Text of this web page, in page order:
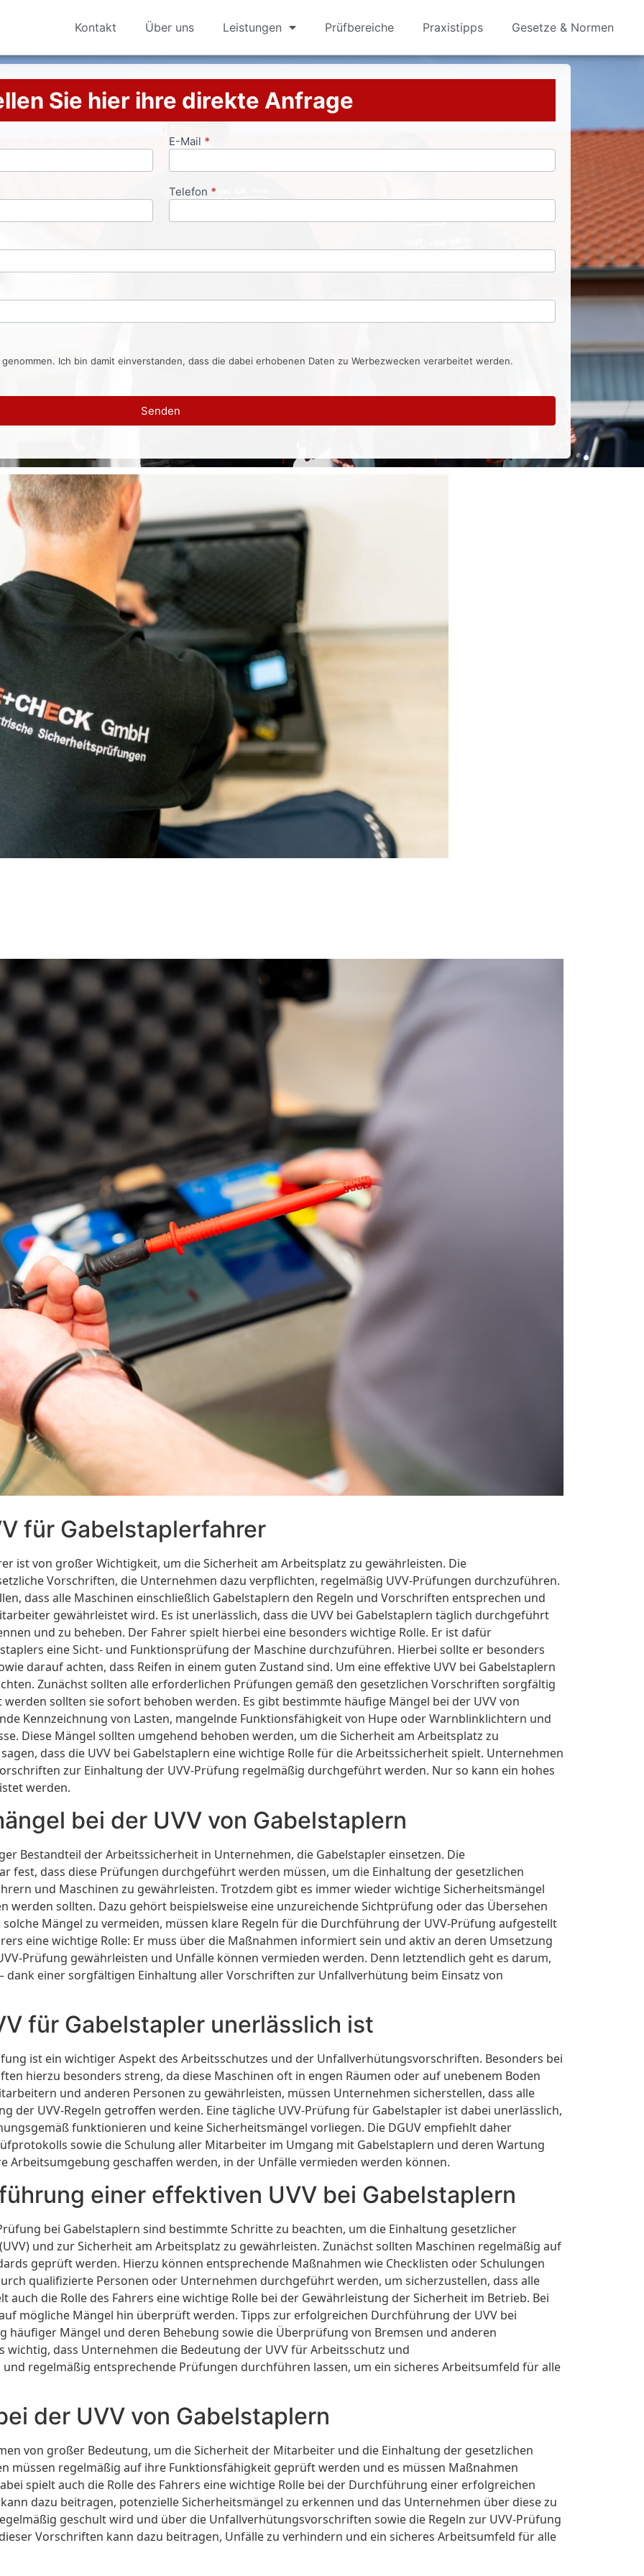
Kontakt Über uns Leistungen Prüfbereiche Praxistipps Gesetze & Normen
Sie hier ihre direkte Anfrage
E-Mail *
Telefon *
Ich bin damit einverstanden, dass die dabei erhobenen Daten zu Werbezwecken verarbeitet werden.
Senden
für Gabelstaplerfahrer
ist von großer Wichtigkeit, um die Sicherheit am Arbeitsplatz zu gewährleisten. Die
Vorschriften, die Unternehmen dazu verpflichten, regelmäßig UVV-Prüfungen durchzuführen.
dass alle Maschinen einschließlich Gabelstaplern den Regeln und Vorschriften entsprechen und
gewährleistet wird. Es ist unerlässlich, dass die UVV bei Gabelstaplern täglich durchgeführt
und zu beheben. Der Fahrer spielt hierbei eine besonders wichtige Rolle. Er ist dafür
eine Sicht- und Funktionsprüfung der Maschine durchzuführen. Hierbei sollte er besonders
darauf achten, dass Reifen in einem guten Zustand sind. Um eine effektive UVV bei Gabelstaplern
Zunächst sollten alle erforderlichen Prüfungen gemäß den gesetzlichen Vorschriften sorgfältig
sollten sie sofort behoben werden. Es gibt bestimmte häufige Mängel bei der UVV von
Kennzeichnung von Lasten, mangelnde Funktionsfähigkeit von Hupe oder Warnblinklichtern und
Diese Mängel sollten umgehend behoben werden, um die Sicherheit am Arbeitsplatz zu
dass die UVV bei Gabelstaplern eine wichtige Rolle für die Arbeitssicherheit spielt. Unternehmen
zur Einhaltung der UVV-Prüfung regelmäßig durchgeführt werden. Nur so kann ein hohes
werden.
bei der UVV von Gabelstaplern
Bestandteil der Arbeitssicherheit in Unternehmen, die Gabelstapler einsetzen. Die
fest, dass diese Prüfungen durchgeführt werden müssen, um die Einhaltung der gesetzlichen
und Maschinen zu gewährleisten. Trotzdem gibt es immer wieder wichtige Sicherheitsmängel
werden sollten. Dazu gehört beispielsweise eine unzureichende Sichtprüfung oder das Übersehen
Mängel zu vermeiden, müssen klare Regeln für die Durchführung der UVV-Prüfung aufgestellt
eine wichtige Rolle: Er muss über die Maßnahmen informiert sein und aktiv an deren Umsetzung
Prüfung gewährleisten und Unfälle können vermieden werden. Denn letztendlich geht es darum,
dank einer sorgfältigen Einhaltung aller Vorschriften zur Unfallverhütung beim Einsatz von
für Gabelstapler unerlässlich ist
ist ein wichtiger Aspekt des Arbeitsschutzes und der Unfallverhütungsvorschriften. Besonders bei
hierzu besonders streng, da diese Maschinen oft in engen Räumen oder auf unebenem Boden
und anderen Personen zu gewährleisten, müssen Unternehmen sicherstellen, dass alle
der UVV-Regeln getroffen werden. Eine tägliche UVV-Prüfung für Gabelstapler ist dabei unerlässlich,
funktionieren und keine Sicherheitsmängel vorliegen. Die DGUV empfiehlt daher
sowie die Schulung aller Mitarbeiter im Umgang mit Gabelstaplern und deren Wartung
Arbeitsumgebung geschaffen werden, in der Unfälle vermieden werden können.
einer effektiven UVV bei Gabelstaplern
bei Gabelstaplern sind bestimmte Schritte zu beachten, um die Einhaltung gesetzlicher
und zur Sicherheit am Arbeitsplatz zu gewährleisten. Zunächst sollten Maschinen regelmäßig auf
geprüft werden. Hierzu können entsprechende Maßnahmen wie Checklisten oder Schulungen
qualifizierte Personen oder Unternehmen durchgeführt werden, um sicherzustellen, dass alle
die Rolle des Fahrers eine wichtige Rolle bei der Gewährleistung der Sicherheit im Betrieb. Bei
mögliche Mängel hin überprüft werden. Tipps zur erfolgreichen Durchführung der UVV bei
häufiger Mängel und deren Behebung sowie die Überprüfung von Bremsen und anderen
wichtig, dass Unternehmen die Bedeutung der UVV für Arbeitsschutz und
regelmäßig entsprechende Prüfungen durchführen lassen, um ein sicheres Arbeitsumfeld für alle
der UVV von Gabelstaplern
von großer Bedeutung, um die Sicherheit der Mitarbeiter und die Einhaltung der gesetzlichen
müssen regelmäßig auf ihre Funktionsfähigkeit geprüft werden und es müssen Maßnahmen
spielt auch die Rolle des Fahrers eine wichtige Rolle bei der Durchführung einer erfolgreichen
dazu beitragen, potenzielle Sicherheitsmängel zu erkennen und das Unternehmen über diese zu
geschult wird und über die Unfallverhütungsvorschriften sowie die Regeln zur UVV-Prüfung
Vorschriften kann dazu beitragen, Unfälle zu verhindern und ein sicheres Arbeitsumfeld für alle